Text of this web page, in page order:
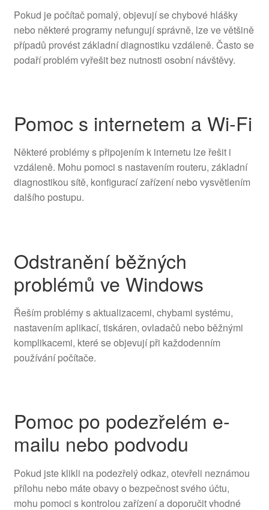
Pokud je počítač pomalý, objevují se chybové hlášky
nebo některé programy nefungují správně, lze ve většině
případů provést základní diagnostiku vzdáleně. Často se
podaří problém vyřešit bez nutnosti osobní návštěvy.
Pomoc s internetem a Wi-Fi
Některé problémy s připojením k internetu lze řešit i
vzdáleně. Mohu pomoci s nastavením routeru, základní
diagnostikou sítě, konfigurací zařízení nebo vysvětlením
dalšího postupu.
Odstranění běžných
problémů ve Windows
Řeším problémy s aktualizacemi, chybami systému,
nastavením aplikací, tiskáren, ovladačů nebo běžnými
komplikacemi, které se objevují při každodenním
používání počítače.
Pomoc po podezřelém e-
mailu nebo podvodu
Pokud jste klikli na podezřelý odkaz, otevřeli neznámou
přílohu nebo máte obavy o bezpečnost svého účtu,
mohu pomoci s kontrolou zařízení a doporučit vhodné